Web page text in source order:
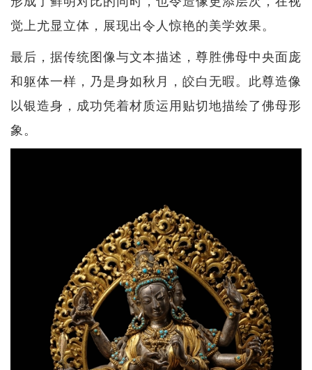
觉上尤显立体，展现出令人惊艳的美学效果。
最后，据传统图像与文本描述，尊胜佛母中央面庞
和躯体一样，乃是身如秋月，皎白无暇。此尊造像
以银造身，成功凭着材质运用贴切地描绘了佛母形
象。